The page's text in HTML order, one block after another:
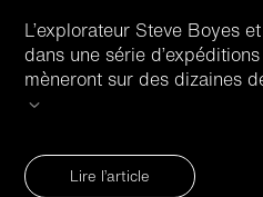
L’explorateur Steve Boyes
dans une série
mèneront sur des dizaines
Lire l’article